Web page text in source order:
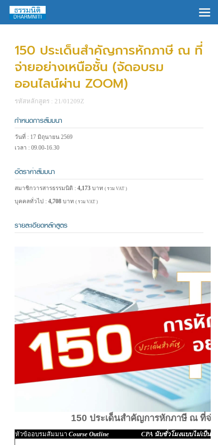
150 ประเด็นสำคัญการหักภาษี ณ ที่
จ่ายอย่างเหนือชั้น (จัดอบรม
ออนไลน์ผ่าน ZOOM)
รหัสหลักสูตร : 21/01209Z
กำหนดการสัมมนา
วันที่ : 17 มิถุนายน 2569
เวลา : 09.00-16.30
อัตราค่าสัมมนา
สมาชิกวารสารธรรมนิติ : 4,173 บาท ( รวม VAT )
บุคคลทั่วไป : 4,708 บาท ( รวม VAT )
รายละเอียดหลักสูตร
150 ประเด็นสำคัญการหักภาษี ณ ที่จ่า
หัวข้ออบรมสัมมนา Course Outline CPA นับชั่วโมงแบบไม่เป็นทา
×